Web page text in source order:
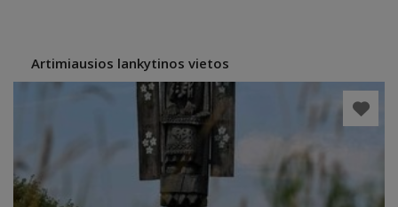
Artimiausios lankytinos vietos